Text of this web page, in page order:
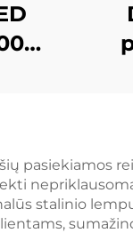
pasiekiamos
stalinio